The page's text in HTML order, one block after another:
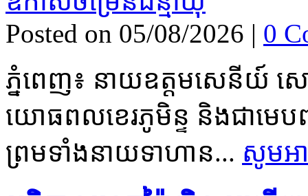
Posted on 05/08/2026 | 0
ភ្នំពេញ៖ នាយឧត្តមសេនីយ៍ សៅ
យោធពលខេរភូមិន្ទ និងជាមេបញ្
ព្រមទាំងនាយទាហាន... សូមអ